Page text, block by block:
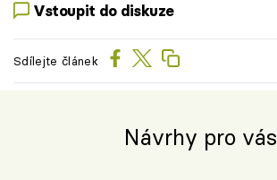
Vstoupit do diskuze
Sdílejte článek
Návrhy pro vás